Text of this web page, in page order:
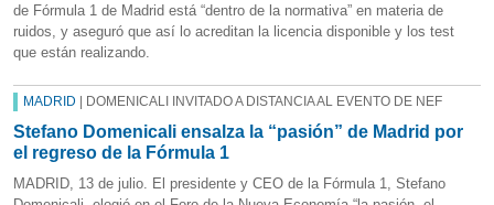
de Fórmula 1 de Madrid está “dentro de la normativa” en materia de
ruidos, y aseguró que así lo acreditan la licencia disponible y los test
que están realizando.
MADRID | DOMENICALI INVITADO A DISTANCIA AL EVENTO DE NEF
Stefano Domenicali ensalza la “pasión” de Madrid por
el regreso de la Fórmula 1
MADRID, 13 de julio. El presidente y CEO de la Fórmula 1, Stefano